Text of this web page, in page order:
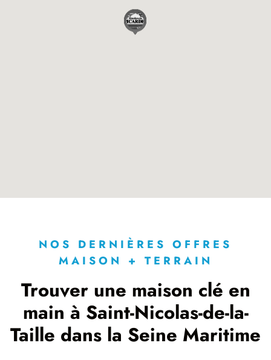
NOS DERNIÈRES OFFRES
MAISON + TERRAIN
Trouver une maison clé en
main à Saint-Nicolas-de-la-
Taille dans la Seine Maritime